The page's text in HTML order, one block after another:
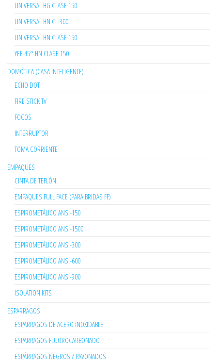
UNIVERSAL HG CLASE 150
UNIVERSAL HN CL-300
UNIVERSAL HN CLASE 150
YEE 45° HN CLASE 150
DOMÓTICA (CASA INTELIGENTE)
ECHO DOT
FIRE STICK TV
FOCOS
INTERRUPTOR
TOMA CORRIENTE
EMPAQUES
CINTA DE TEFLÓN
EMPAQUES FULL FACE (PARA BRIDAS FF)
ESPIROMETÁLICO ANSI-150
ESPIROMETÁLICO ANSI-1500
ESPIROMETÁLICO ANSI-300
ESPIROMETÁLICO ANSI-600
ESPIROMETÁLICO ANSI-900
ISOLATION KITS
ESPARRAGOS
ESPARRAGOS DE ACERO INOXIDABLE
ESPARRAGOS FLUOROCARBONADO
ESPÁRRAGOS NEGROS / PAVONADOS